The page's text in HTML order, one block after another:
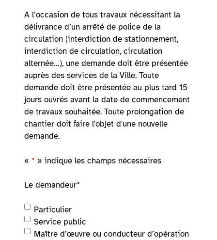
A l’occasion de tous travaux nécessitant la
délivrance d’un arrêté de police de la
circulation (interdiction de stationnement,
interdiction de circulation, circulation
alternée…), une demande doit être présentée
auprès des services de la Ville. Toute
demande doit être présentée au plus tard 15
jours ouvrés avant la date de commencement
de travaux souhaitée. Toute prolongation de
chantier doit faire l'objet d'une nouvelle
demande.
« * » indique les champs nécessaires
Le demandeur*
Particulier
Service public
Maître d’œuvre ou conducteur d’opération